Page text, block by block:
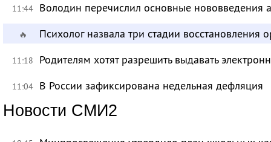
11:44 Володин перечислил основные нововведения
🔥 Психолог назвала три стадии восстановления
11:18 Родителям хотят разрешить выдавать
11:04 В России зафиксирована недельная дефляция
Новости СМИ2